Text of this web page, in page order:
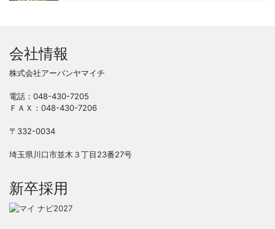
会社情報
株式会社アーバンヤマイチ
電話：048-430-7205
ＦＡＸ：048-430-7206
〒332-0034
埼玉県川口市並木３丁目23番27号
新卒採用